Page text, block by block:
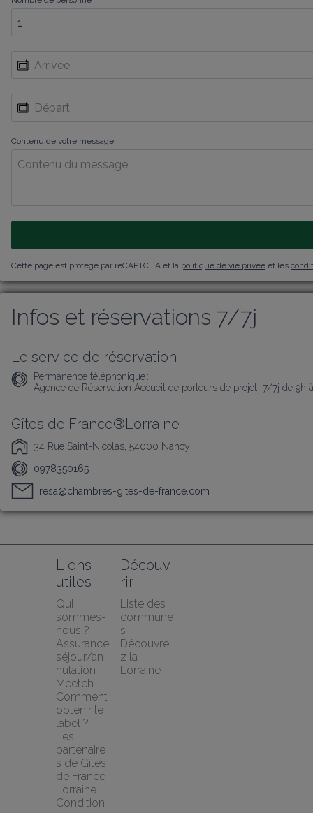
Contenu de votre message
Cette page est protégé par reCAPTCHA et la politique de vie privée et les
Infos et réservations 7/7j
Le service de réservation
Permanence téléphonique :
Agence de Réservation Accueil de porteurs de projet  7/7j de 9h
Gîtes de France®Lorraine
34 Rue Saint-Nicolas, 54000 Nancy
0978350165
resa@chambres-gites-de-france.com
Liens
utiles
Qui
sommes-
nous ?
Assurance
séjour/an
nulation
Meetch
Comment
obtenir le
label ?
Les
partenaire
s de Gîtes
de France
Lorraine
Condition
Découv
rir
Liste des
commune
s
Découvre
z la
Lorraine